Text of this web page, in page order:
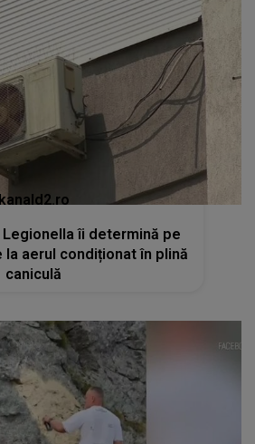
kanald2.ro
Legionella îi determină pe
la aerul condiționat în plină
caniculă